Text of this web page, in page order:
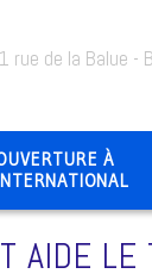
rue de la Balue -
À
AIDE LE